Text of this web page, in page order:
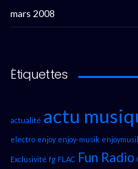
mars 2008
Étiquettes
actualité actu
electro enjoy enjoy-musik
Exclusivité fg FLAC Fun Radio